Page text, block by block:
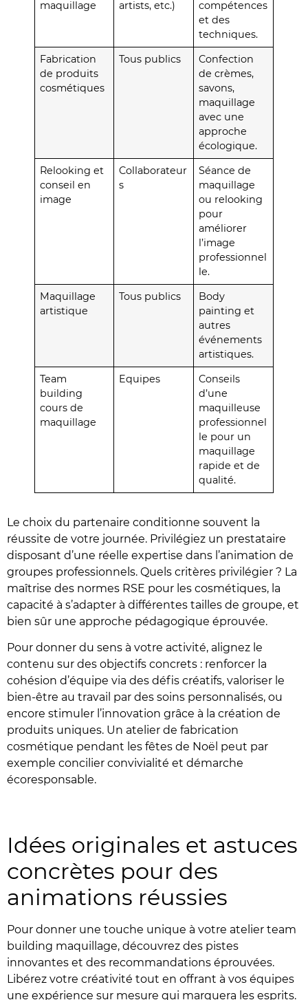
maquillage artists, etc.)
compétences
et des
techniques.
Fabrication
de produits
cosmétiques
Tous publics
Confection
de crèmes,
savons,
maquillage
avec une
approche
écologique.
Relooking et
conseil en
image
Collaborateur
s
Séance de
maquillage
ou relooking
pour
améliorer
l’image
professionnel
le.
Maquillage
artistique
Tous publics
Body
painting et
autres
événements
artistiques.
Team
building
cours de
maquillage
Equipes
Conseils
d’une
maquilleuse
professionnel
le pour un
maquillage
rapide et de
qualité.
Le choix du partenaire conditionne souvent la
réussite de votre journée. Privilégiez un prestataire
disposant d’une réelle expertise dans l’animation de
groupes professionnels. Quels critères privilégier ? La
maîtrise des normes RSE pour les cosmétiques, la
capacité à s’adapter à différentes tailles de groupe, et
bien sûr une approche pédagogique éprouvée.
Pour donner du sens à votre activité, alignez le
contenu sur des objectifs concrets : renforcer la
cohésion d’équipe via des défis créatifs, valoriser le
bien-être au travail par des soins personnalisés, ou
encore stimuler l’innovation grâce à la création de
produits uniques. Un atelier de fabrication
cosmétique pendant les fêtes de Noël peut par
exemple concilier convivialité et démarche
écoresponsable.
Idées originales et astuces
concrètes pour des
animations réussies
Pour donner une touche unique à votre atelier team
building maquillage, découvrez des pistes
innovantes et des recommandations éprouvées.
Libérez votre créativité tout en offrant à vos équipes
une expérience sur mesure qui marquera les esprits.